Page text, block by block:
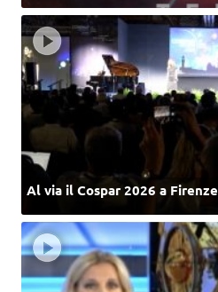
Al via il Cospar 2026 a Firenze